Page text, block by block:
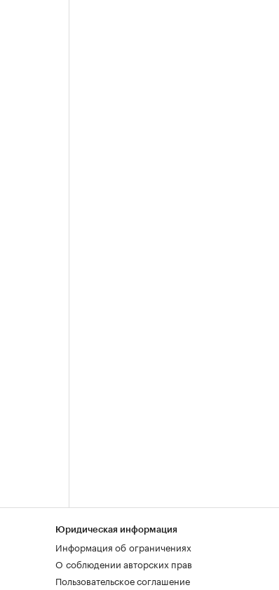
Юридическая информация
Информация об ограничениях
О соблюдении авторских прав
Пользовательское соглашение